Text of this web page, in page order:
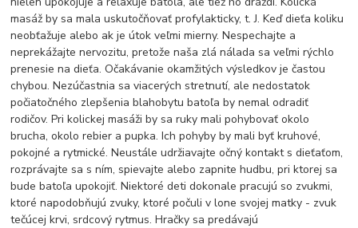
masáž by sa mala uskutočňovať profylakticky, t. J. Keď dieťa koliku
neobťažuje alebo ak je útok veľmi mierny. Nespechajte a
neprekážajte nervozitu, pretože naša zlá nálada sa veľmi rýchlo
prenesie na dieťa. Očakávanie okamžitých výsledkov je častou
chybou. Nezúčastnia sa viacerých stretnutí, ale nedostatok
počiatočného zlepšenia blahobytu batoľa by nemal odradiť
rodičov. Pri kolickej masáži by sa ruky mali pohybovať okolo
brucha, okolo rebier a pupka. Ich pohyby by mali byť kruhové,
pokojné a rytmické. Neustále udržiavajte očný kontakt s dieťaťom,
rozprávajte sa s ním, spievajte alebo zapnite hudbu, pri ktorej sa
bude batoľa upokojiť. Niektoré deti dokonale pracujú so zvukmi,
ktoré napodobňujú zvuky, ktoré počuli v lone svojej matky - zvuk
tečúcej krvi, srdcový rytmus. Hračky sa predávajú